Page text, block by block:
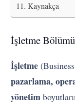
Kaynakça
İşletme
İşletme
pazarlama,
yönetim